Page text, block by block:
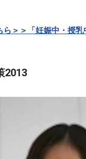
＞＞「妊娠中・授乳
2013